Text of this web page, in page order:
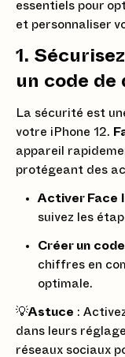
essentiels pour
et personnaliser
1.
un code de
La sécurité est
votre iPhone 12.
appareil
protégeant des
Activer Face
suivez les
Créer un
chiffres en
optimale.
💡Astuce :
dans leurs
réseaux sociaux